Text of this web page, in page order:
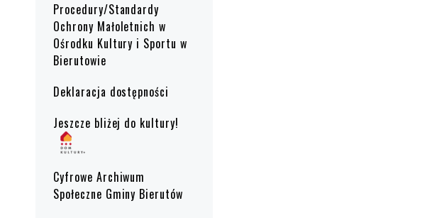
Procedury/Standardy
Ochrony Małoletnich w
Ośrodku Kultury i Sportu w
Bierutowie
Deklaracja dostępności
Jeszcze bliżej do kultury!
Cyfrowe Archiwum
Społeczne Gminy Bierutów